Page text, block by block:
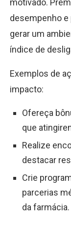
motivado.
desempenho e
gerar um
índice de
Exemplos de
impacto:
Ofereça
que
Realize
destacar
Crie
parcerias
da farmácia.